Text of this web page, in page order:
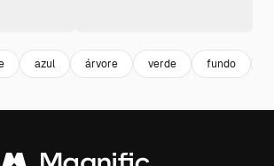
azul árvore verde fundo